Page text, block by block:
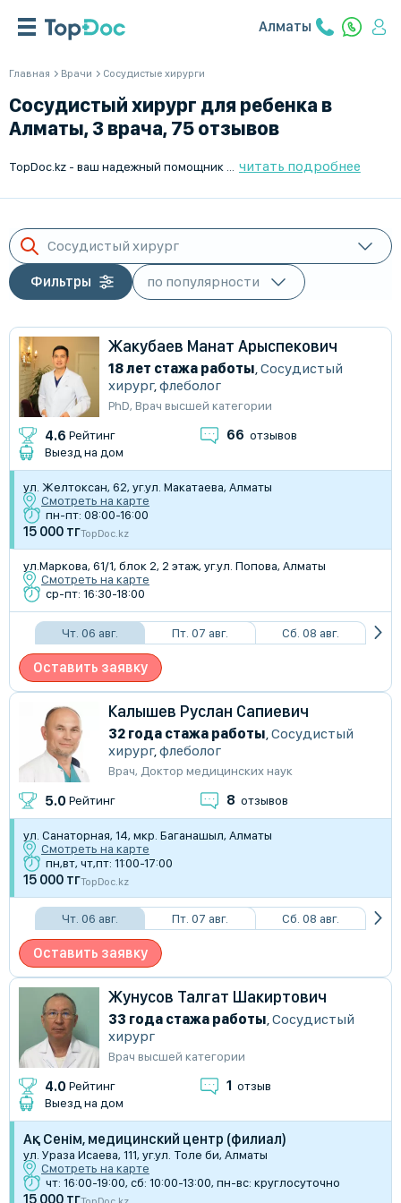
Алматы
Главная Врачи Cосудистые хирурги
Сосудистый хирург для ребенка в
Алматы, 3 врача, 75 отзывов
читать подробнее
Сосудистый хирург
Фильтры
Жакубаев Манат Арыспекович
18 лет стажа работы,Сосудистый
хирург,флеболог
PhD, Врач высшей категории
4.6 Рейтинг 66 отзывов
Выезд на дом
ул. ​Желтоксан, 62, уг.ул. Макатаева, Алматы
Смотреть на карте
пн-пт: 08:00-16:00
15 000 тгTopDoc.kz
ул.Маркова, 61/1​, блок 2, 2 этаж, уг.ул. Попова, Алматы
Смотреть на карте
ср-пт: 16:30-18:00
Чт. 06 авг. Пт. 07 авг. Сб. 08 авг.
Оставить заявку
Калышев Руслан Сапиевич
32 года стажа работы,Сосудистый
хирург,флеболог
Врач, Доктор медицинских наук
5.0 Рейтинг 8 отзывов
ул. Санаторная, 14, мкр. Баганашыл, Алматы
Смотреть на карте
пн,вт, чт,пт: 11:00-17:00
15 000 тгTopDoc.kz
Чт. 06 авг. Пт. 07 авг. Сб. 08 авг.
Оставить заявку
Жунусов Талгат Шакиртович
33 года стажа работы,Сосудистый
хирург
Врач высшей категории
4.0 Рейтинг 1 отзыв
Выезд на дом
Ақ Сенім, медицинский центр (филиал)
ул. Ураза Исаева, 111, уг.ул. Толе би, Алматы
Смотреть на карте
чт: 16:00-19:00, сб: 10:00-13:00, пн-вс: круглосуточно
15 000 тг